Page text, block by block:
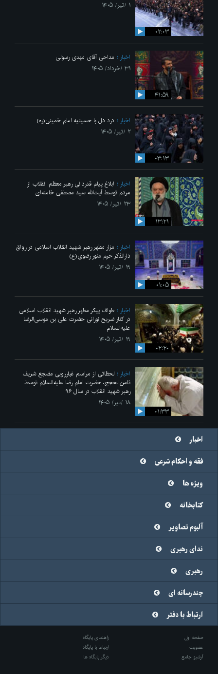
۰۲:۰۳
۱ /تیر/ ۱۴۰۵
۴۱:۵۹
اخبار
مداحی آقای مهدی رسولی
۳۱ /خرداد/ ۱۴۰۵
۰۳:۱۳
اخبار
درد دل با حسینیه امام خمینی(ره)
۲ /تیر/ ۱۴۰۵
۱۳:۲۱
اخبار
ابلاغ پیام قدردانی رهبر معظم انقلاب از
مردم توسط آیت‌الله سید مصطفی خامنه‌ای
۲۳ /تیر/ ۱۴۰۵
۰۱:۰۵
اخبار
مزار مطهر رهبر شهید انقلاب اسلامی در رواق
دارالذکر حرم منور رضوی(ع)
۱۹ /تیر/ ۱۴۰۵
۰۲:۲۰
اخبار
طواف پیکر مطهر رهبر شهید انقلاب اسلامی
در کنار ضریح نورانی حضرت علی‌ بن موسی‌الرضا
علیه‌السلام
۱۹ /تیر/ ۱۴۰۵
۰۱:۳۳
اخبار
لحظاتی از مراسم غبارروبی مضجع شریف
ثامن‌الحجج، حضرت امام رضا علیه‌السلام توسط
رهبر شهید انقلاب در سال ۹۶
۱۸ /تیر/ ۱۴۰۵
اخبار
فقه و احکام شرعی
ویژه ها
کتابخانه
آلبوم تصاویر
ندای رهبری
رهبری
چندرسانه ای
ارتباط با دفتر
صفحه اول
راهنمای پایگاه
عضویت
ارتباط با پایگاه
آرشیو جامع
دیگر پایگاه ها